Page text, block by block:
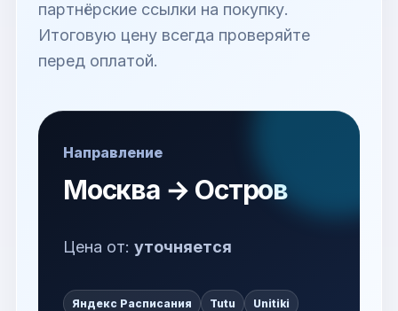
партнёрские ссылки на покупку.
Итоговую цену всегда проверяйте
перед оплатой.
Направление
Москва → Остров
Цена от: уточняется
Яндекс Расписания Tutu Unitiki